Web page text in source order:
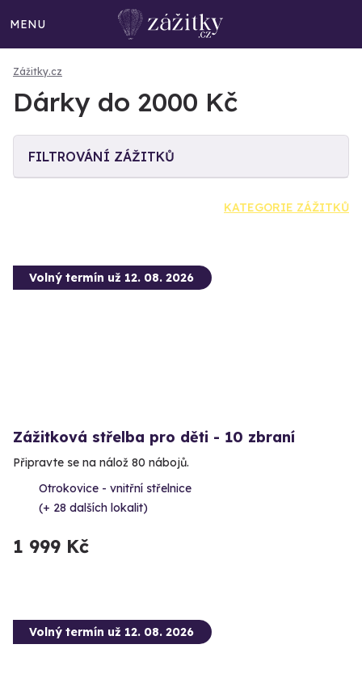
MENU
Zážitky.cz
Dárky do 2000 Kč
FILTROVÁNÍ ZÁŽITKŮ
KATEGORIE ZÁŽITKŮ
Volný termín už 12. 08. 2026
Zážitková střelba pro děti - 10 zbraní
Připravte se na nálož 80 nábojů.
Otrokovice - vnitřní střelnice
(+ 28 dalších lokalit)
1 999 Kč
Volný termín už 12. 08. 2026